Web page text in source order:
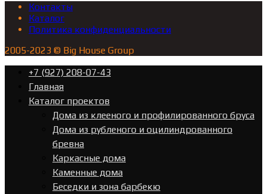
Контакты
Каталог
Политика конфиденциальности
2005-2023 © Big House Group
+7 (927) 208-07-43
Главная
Каталог проектов
Дома из клееного и профилированного бруса
Дома из рубленого и оцилиндрованного
бревна
Каркасные дома
Каменные дома
Беседки и зона барбекю